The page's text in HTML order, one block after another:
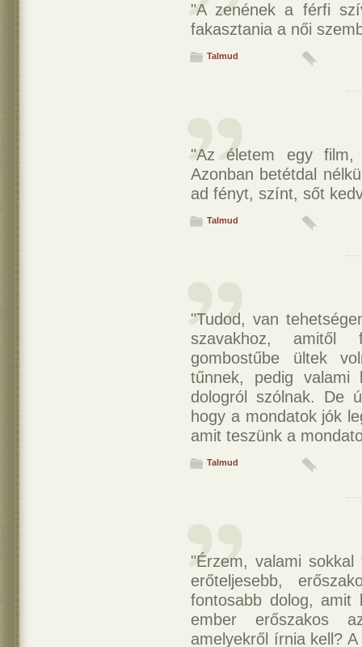
"A zenének a férfi
fakasztania a női
Talmud
"Az életem egy film,
Azonban betétdal
ad fényt, színt, sőt
Talmud
"Tudod, van
szavakhoz, amitől
gombostűbe ültek
tűnnek, pedig valami
dologról szólnak. De
hogy a mondatok jók
amit teszünk a
Talmud
"Érzem, valami
erőteljesebb,
fontosabb dolog, amit
ember erőszakos
amelyekről írnia kell?